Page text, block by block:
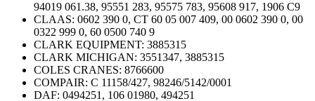
94019 061.38, 95551 283, 95575 783, 95608 917, 1906 C9
CLAAS: 0602 390 0, CT 60 05 007 409, 00 0602 390 0, 00
0322 999 0, 60 0500 740 9
CLARK EQUIPMENT: 3885315
CLARK MICHIGAN: 3551347, 3885315
COLES CRANES: 8766600
COMPAIR: C 11158/427, 98246/5142/0001
DAF: 0494251, 106 01980, 494251